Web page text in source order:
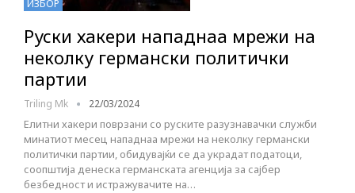
ИЗБОР
Руски хакери нападнаа мрежи на
неколку германски политички
партии
Triling Mk 22/03/2024
Елитни хакери поврзани со руските разузнавачки служби
минатиот месец нападнаа мрежи на неколку германски
политички партии, обидувајќи се да украдат податоци,
соопштија денеска германската агенција за сајбер
безбедност и истражувачите на…